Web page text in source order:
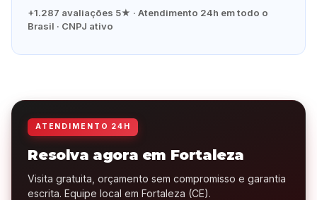
+1.287 avaliações 5★ · Atendimento 24h em todo o
Brasil · CNPJ ativo
ATENDIMENTO 24H
Resolva agora em Fortaleza
Visita gratuita, orçamento sem compromisso e garantia
escrita. Equipe local em Fortaleza (CE).